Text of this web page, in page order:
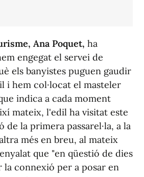
Ana Poquet, ha
engegat el servei de
els banyistes puguen gaudir
i hem col·locat el masteler
indica a cada moment
mateix, l'edil ha visitat este
de la primera passarel·la, a la
més en breu, al mateix
que "en qüestió de dies
la connexió per a posar en